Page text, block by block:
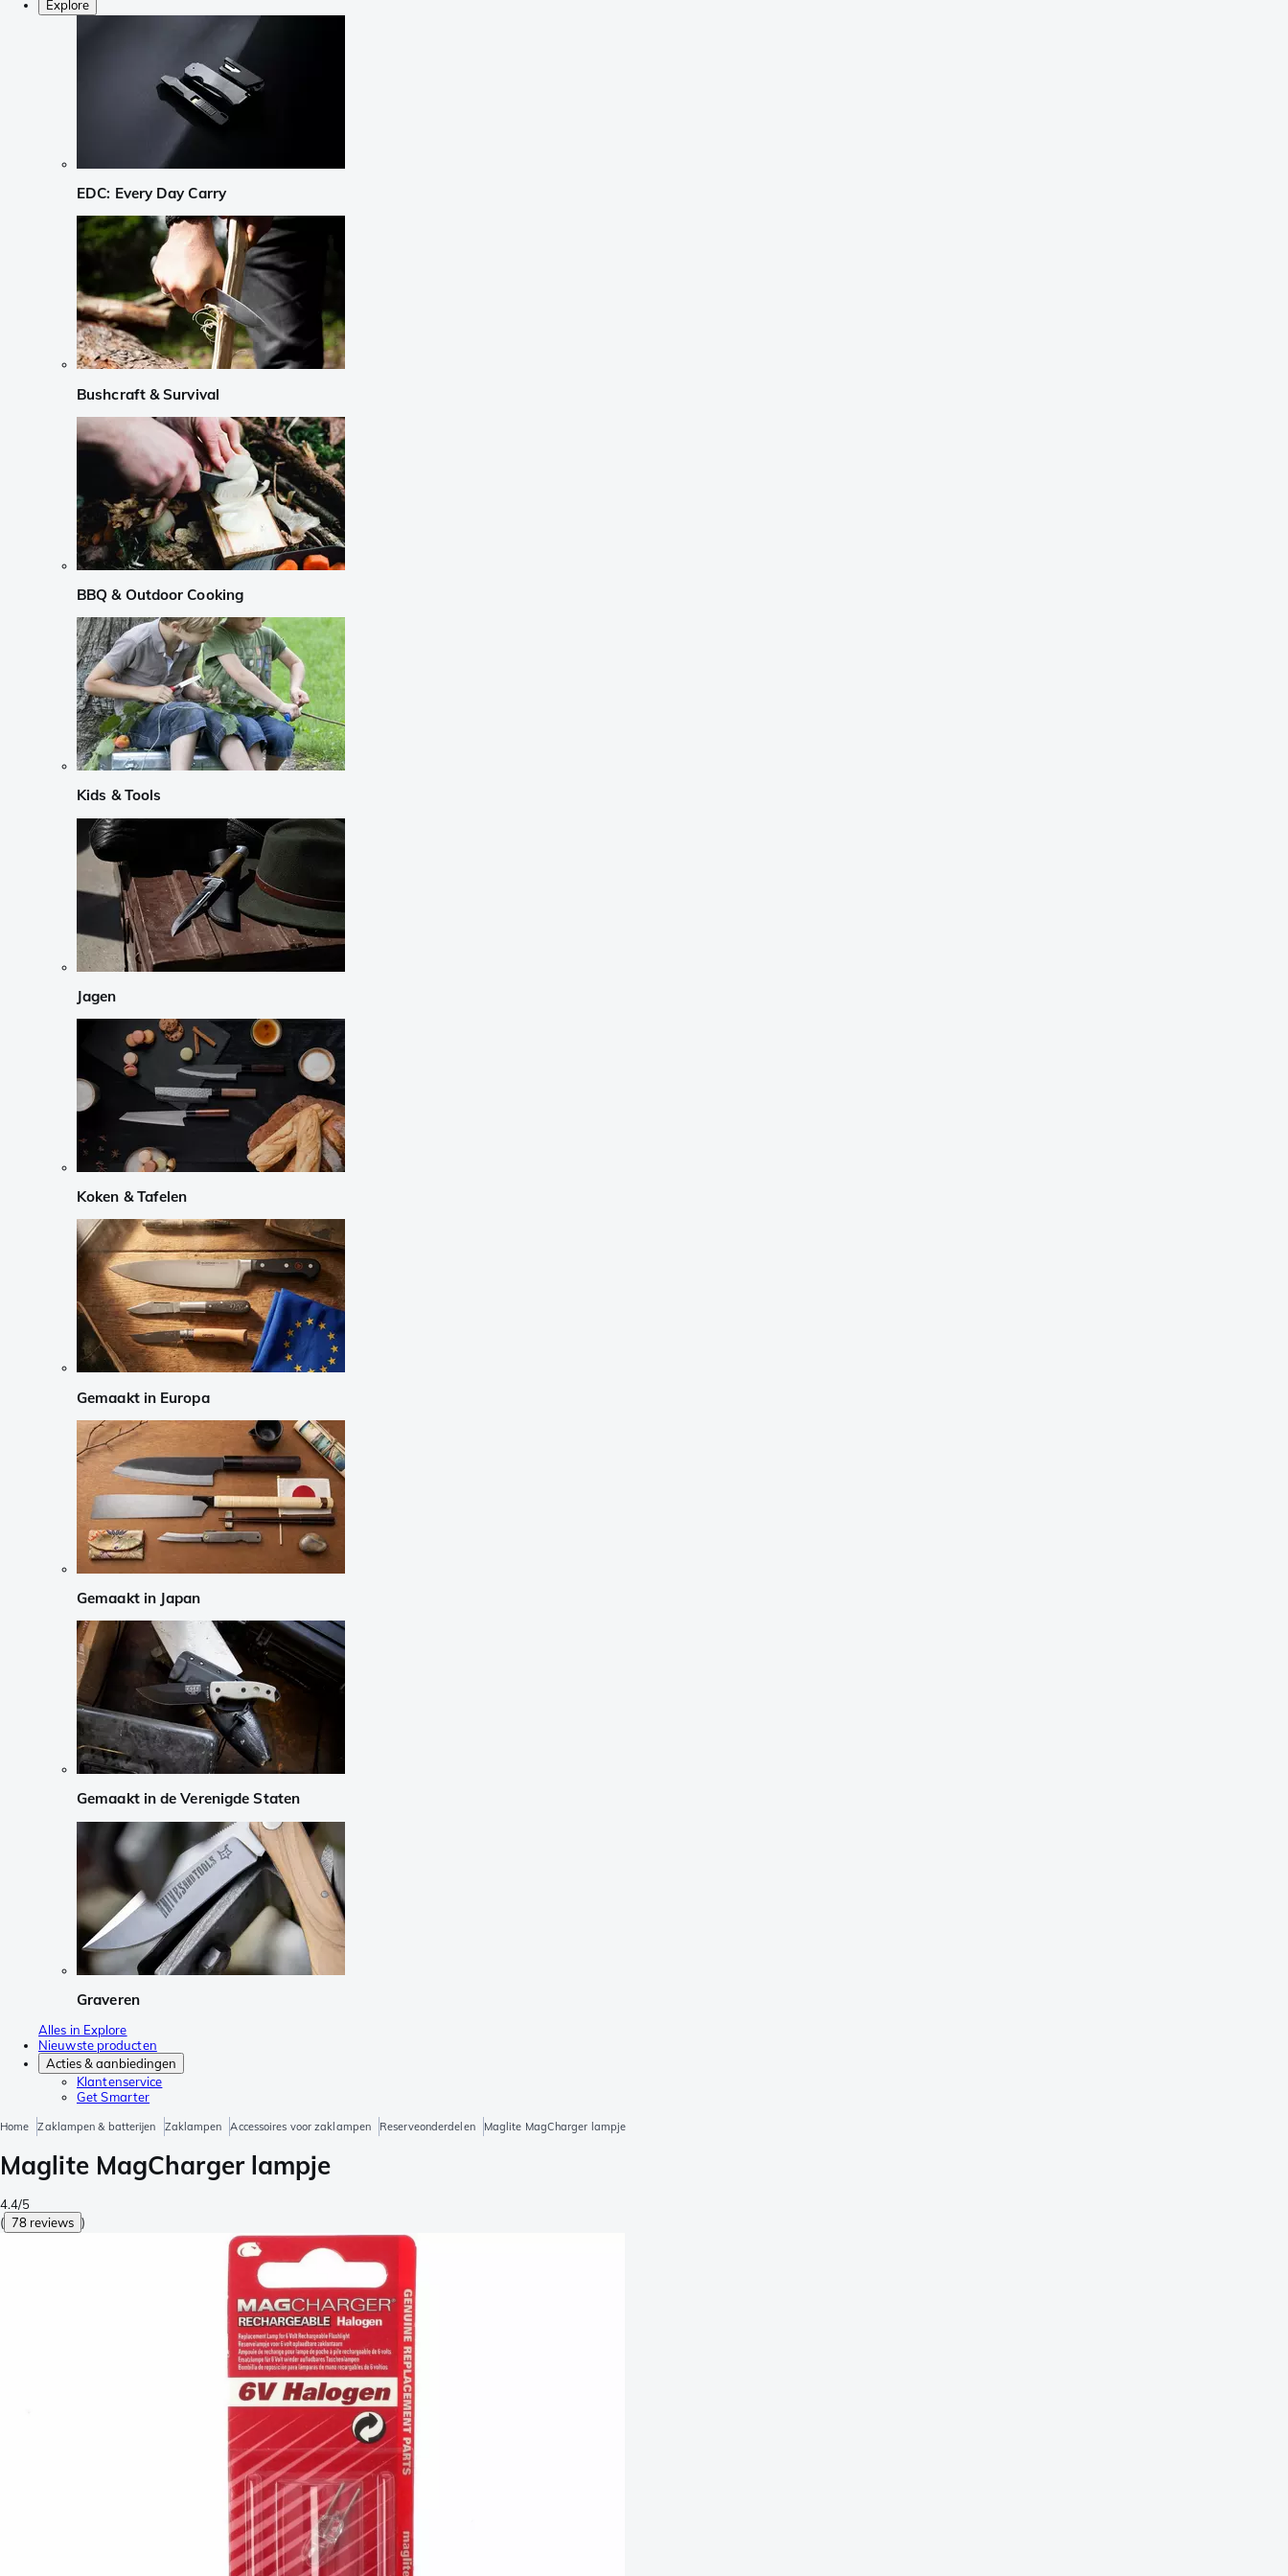
Explore
EDC: Every Day Carry
Bushcraft & Survival
BBQ & Outdoor Cooking
Kids & Tools
Jagen
Koken & Tafelen
Gemaakt in Europa
Gemaakt in Japan
Gemaakt in de Verenigde Staten
Graveren
Alles in Explore
Nieuwste producten
Acties & aanbiedingen
Klantenservice
Get Smarter
Home Zaklampen & batterijen Zaklampen Accessoires voor zaklampen Reserveonderdelen Maglite MagCharger lampje
Maglite MagCharger lampje
4.4/5
( 78 reviews )